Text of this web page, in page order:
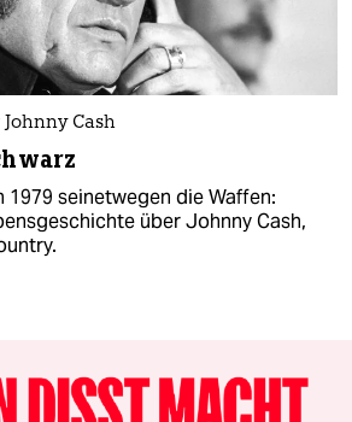
Cash
seinetwegen die Waffen:
über Johnny Cash,